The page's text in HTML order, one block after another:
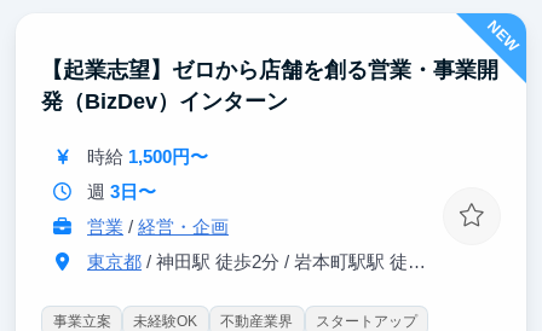
NEW
【起業志望】ゼロから店舗を創る営業・事業開
発（BizDev）インターン
時給 1,500円〜
週 3日〜
営業 / 経営・企画
東京都/ 神田駅 徒歩2分 / 岩本町駅駅 徒歩6分
事業立案 未経験OK 不動産業界
スタートアップ